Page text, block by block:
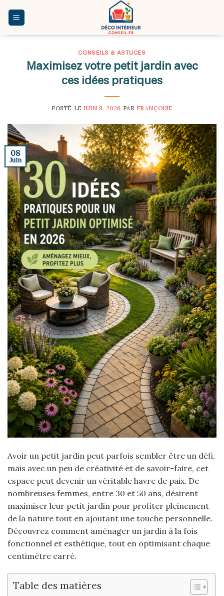
CONSEILS & ASTUCES
Maximisez votre petit jardin avec
ces idées pratiques
POSTÉ LEJUIN 8, 2026 PAR FRANÇOISE
08
Juin
Avoir un petit jardin peut parfois sembler être un défi,
mais avec un peu de créativité et de savoir-faire, cet
espace peut devenir un véritable havre de paix. De
nombreuses femmes, entre 30 et 50 ans, désirent
maximiser leur petit jardin pour profiter pleinement
de la nature tout en ajoutant une touche personnelle.
Découvrez comment aménager un jardin à la fois
fonctionnel et esthétique, tout en optimisant chaque
centimètre carré.
Table des matières